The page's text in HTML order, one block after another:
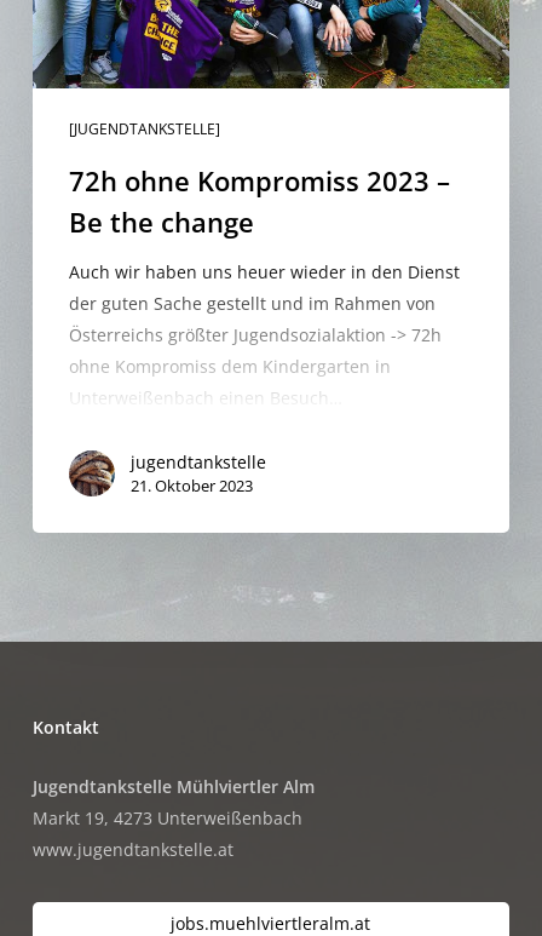
[JUGENDTANKSTELLE]
72h ohne Kompromiss 2023 –
Be the change
Auch wir haben uns heuer wieder in den Dienst
der guten Sache gestellt und im Rahmen von
Österreichs größter Jugendsozialaktion -> 72h
ohne Kompromiss dem Kindergarten in
Unterweißenbach einen Besuch…
jugendtankstelle
21. Oktober 2023
Kontakt
Jugendtankstelle Mühlviertler Alm
Markt 19, 4273 Unterweißenbach
www.jugendtankstelle.at
jobs.muehlviertleralm.at